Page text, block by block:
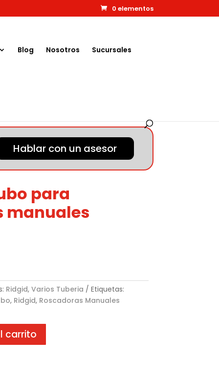
0 elementos
Blog Nosotros Sucursales
Hablar con un asesor
para
manuales
Ridgid, Varios Tuberia
Etiquetas:
, Ridgid, Roscadoras Manuales
carrito